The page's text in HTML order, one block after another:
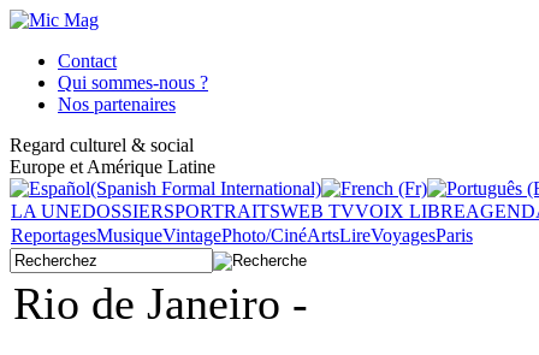
Contact
Qui sommes-nous ?
Nos partenaires
Regard culturel & social
Europe et Amérique Latine
LA UNEDOSSIERSPORTRAITSWEB TVVOIX LIBRE
ReportagesMusiqueVintagePhoto/CinéArtsLireVoyagesParis
Rio de Janeiro -